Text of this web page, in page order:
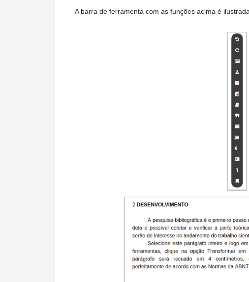
A barra de ferramenta com as funções acima é